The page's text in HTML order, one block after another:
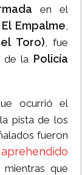
en el
El Empalme,
Toro), fue
de la Policía
ocurrió el
pista de los
fueron
aprehendido
que